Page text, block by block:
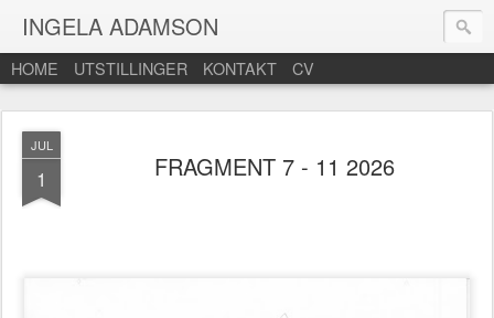
INGELA ADAMSON
HOME UTSTILLINGER KONTAKT CV
JUL
1 FRAGMENT 7 - 11 2026